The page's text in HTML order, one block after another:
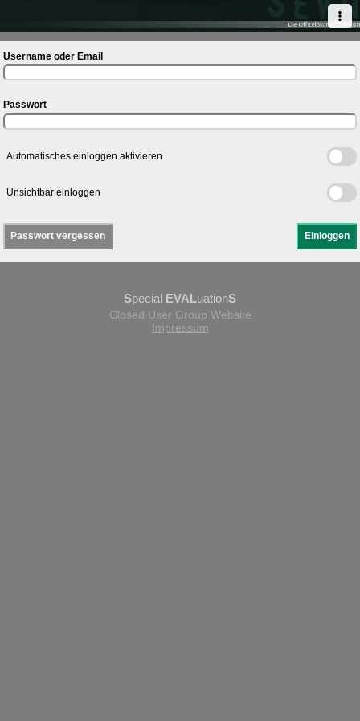
Username oder Email
Passwort
Automatisches einloggen aktivieren
Unsichtbar einloggen
Passwort vergessen Einloggen
Special EVALuationS
Closed User Group Website
Impressum